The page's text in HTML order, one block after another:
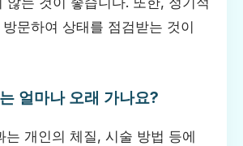
문하여 상태를 점검받는 것이
얼마나 오래 가나요?
는 개인의 체질, 시술 방법 등에